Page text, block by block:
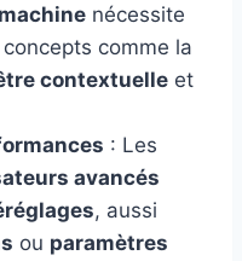
nécessite
comme la
contextuelle et
: Les
avancés
, aussi
ou paramètres